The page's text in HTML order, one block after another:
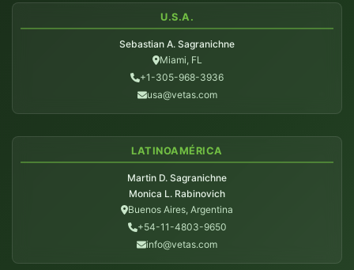
U.S.A.
Sebastian A. Sagranichne
Miami, FL
+1-305-968-3936
usa@vetas.com
LATINOAMÉRICA
Martin D. Sagranichne
Monica L. Rabinovich
Buenos Aires, Argentina
+54-11-4803-9650
info@vetas.com